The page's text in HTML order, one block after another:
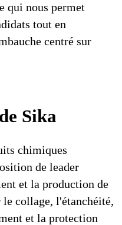
qui nous permet
tout en
centré sur
Sika
chimiques
de leader
et la production de
le collage, l'étanchéité,
et la protection